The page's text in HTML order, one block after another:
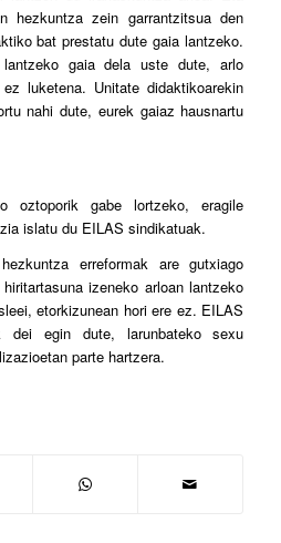
hezkuntza zein garrantzitsua den
bat prestatu dute gaia lantzeko.
lantzeko gaia dela uste dute, arlo
luketena. Unitate didaktikoarekin
nahi dute, eurek gaiaz hausnartu
oztoporik gabe lortzeko, eragile
islatu du EILAS sindikatuak.
erreformak are gutxiago
izeneko arloan lantzeko
etorkizunean hori ere ez. EILAS
dei egin dute, larunbateko sexu
parte hartzera.